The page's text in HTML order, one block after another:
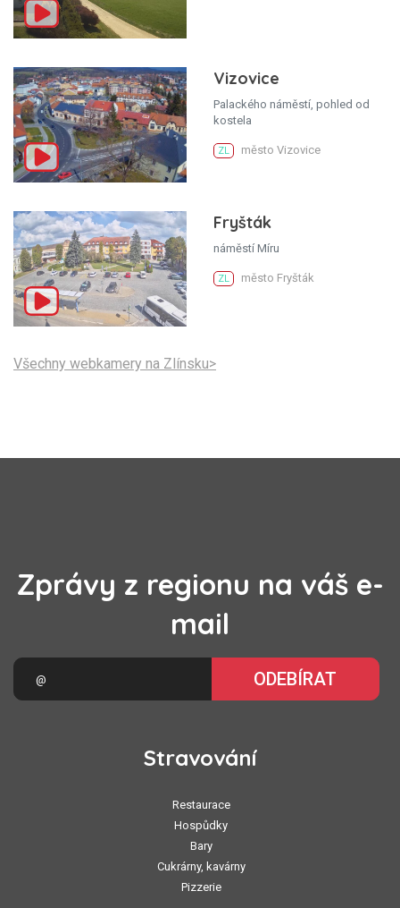
Vizovice
Palackého náměstí, pohled od
kostela
ZL město Vizovice
Fryšták
náměstí Míru
ZL město Fryšták
Všechny webkamery na Zlínsku>
Zprávy z regionu na váš e-
mail
ODEBÍRAT
Stravování
Restaurace
Hospůdky
Bary
Cukrárny, kavárny
Pizzerie